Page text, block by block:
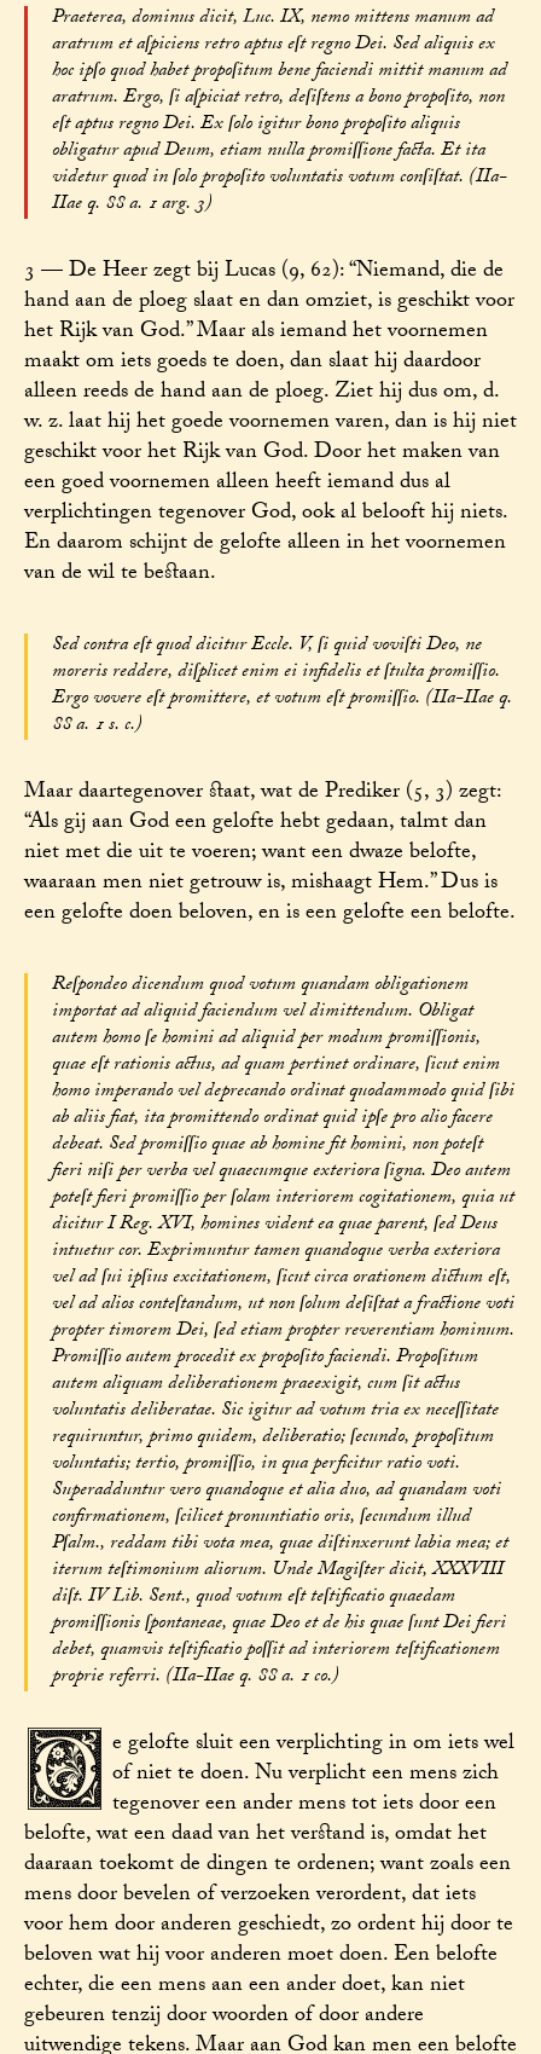
Praeterea, dominus dicit, Luc. IX, nemo mittens manum ad
aratrum et aſpiciens retro aptus eſt regno Dei. Sed aliquis ex
hoc ipſo quod habet propoſitum bene faciendi mittit manum ad
aratrum. Ergo, ſi aſpiciat retro, deſiſtens a bono propoſito, non
eſt aptus regno Dei. Ex ſolo igitur bono propoſito aliquis
obligatur apud Deum, etiam nulla promiſſione facta. Et ita
videtur quod in ſolo propoſito voluntatis votum conſiſtat. (IIa-
IIae q. 88 a. 1 arg. 3)
3 — De Heer zegt bij Lucas (9, 62): “Niemand, die de
hand aan de ploeg slaat en dan omziet, is geschikt voor
het Rijk van God.” Maar als iemand het voornemen
maakt om iets goeds te doen, dan slaat hij daardoor
alleen reeds de hand aan de ploeg. Ziet hij dus om, d.
w. z. laat hij het goede voornemen varen, dan is hij niet
geschikt voor het Rijk van God. Door het maken van
een goed voornemen alleen heeft iemand dus al
verplichtingen tegenover God, ook al belooft hij niets.
En daarom schijnt de gelofte alleen in het voornemen
van de wil te bestaan.
Sed contra eſt quod dicitur Eccle. V, ſi quid voviſti Deo, ne
moreris reddere, diſplicet enim ei infidelis et ſtulta promiſſio.
Ergo vovere eſt promittere, et votum eſt promiſſio. (IIa-IIae q.
88 a. 1 s. c.)
Maar daartegenover staat, wat de Prediker (5, 3) zegt:
“Als gij aan God een gelofte hebt gedaan, talmt dan
niet met die uit te voeren; want een dwaze belofte,
waaraan men niet getrouw is, mishaagt Hem.” Dus is
een gelofte doen beloven, en is een gelofte een belofte.
Reſpondeo dicendum quod votum quandam obligationem
importat ad aliquid faciendum vel dimittendum. Obligat
autem homo ſe homini ad aliquid per modum promiſſionis,
quae eſt rationis actus, ad quam pertinet ordinare, ſicut enim
homo imperando vel deprecando ordinat quodammodo quid ſibi
ab aliis fiat, ita promittendo ordinat quid ipſe pro alio facere
debeat. Sed promiſſio quae ab homine fit homini, non poteſt
fieri niſi per verba vel quaecumque exteriora ſigna. Deo autem
poteſt fieri promiſſio per ſolam interiorem cogitationem, quia ut
dicitur I Reg. XVI, homines vident ea quae parent, ſed Deus
intuetur cor. Exprimuntur tamen quandoque verba exteriora
vel ad ſui ipſius excitationem, ſicut circa orationem dictum eſt,
vel ad alios conteſtandum, ut non ſolum deſiſtat a fractione voti
propter timorem Dei, ſed etiam propter reverentiam hominum.
Promiſſio autem procedit ex propoſito faciendi. Propoſitum
autem aliquam deliberationem praeexigit, cum ſit actus
voluntatis deliberatae. Sic igitur ad votum tria ex neceſſitate
requiruntur, primo quidem, deliberatio; ſecundo, propoſitum
voluntatis; tertio, promiſſio, in qua perficitur ratio voti.
Superadduntur vero quandoque et alia duo, ad quandam voti
confirmationem, ſcilicet pronuntiatio oris, ſecundum illud
Pſalm., reddam tibi vota mea, quae diſtinxerunt labia mea; et
iterum teſtimonium aliorum. Unde Magiſter dicit, XXXVIII
diſt. IV Lib. Sent., quod votum eſt teſtificatio quaedam
promiſſionis ſpontaneae, quae Deo et de his quae ſunt Dei fieri
debet, quamvis teſtificatio poſſit ad interiorem teſtificationem
proprie referri. (IIa-IIae q. 88 a. 1 co.)
D e gelofte sluit een verplichting in om iets wel
of niet te doen. Nu verplicht een mens zich
tegenover een ander mens tot iets door een
belofte, wat een daad van het verstand is, omdat het
daaraan toekomt de dingen te ordenen; want zoals een
mens door bevelen of verzoeken verordent, dat iets
voor hem door anderen geschiedt, zo ordent hij door te
beloven wat hij voor anderen moet doen. Een belofte
echter, die een mens aan een ander doet, kan niet
gebeuren tenzij door woorden of door andere